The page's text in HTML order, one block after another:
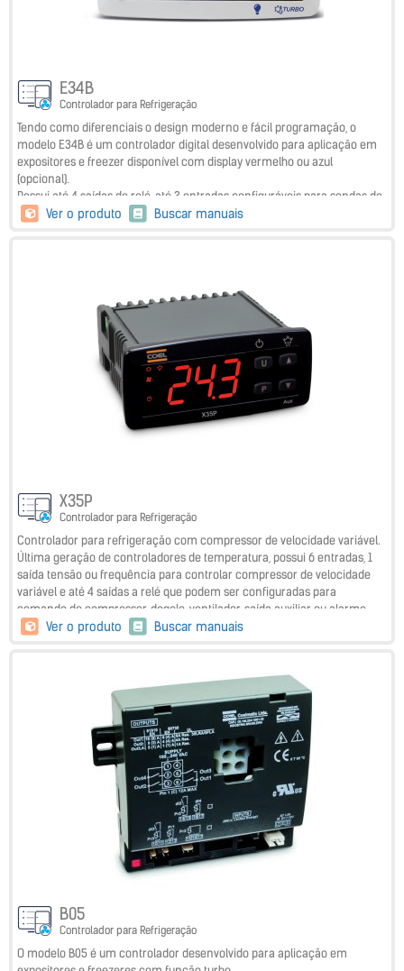
E34B
Controlador para Refrigeração
Tendo como diferenciais o design moderno e fácil programação, o
modelo E34B é um controlador digital desenvolvido para aplicação em
expositores e freezer disponível com display vermelho ou azul
(opcional).
Possui até 4 saídas de relé, até 3 entradas configuráveis para sondas de
temperatura NTC. A entrada 3 pode ser configurada como entrada
Ver o produto Buscar manuais
X35P
Controlador para Refrigeração
Controlador para refrigeração com compressor de velocidade variável.
Última geração de controladores de temperatura, possui 6 entradas, 1
saída tensão ou frequência para controlar compressor de velocidade
variável e até 4 saídas a relé que podem ser configuradas para
comando do compressor, degelo, ventilador, saída auxiliar ou alarme.
Diversos modos de degelo (elétrico, dinâmico, hora programada, com
programação de até 98 eventos. Registro dos últimos 10 alarmes com
informações do tipo, duração e tipo do alarme. Modo de controle
normal, econômico e turbo com comutação automática ou manual.
Também possui comunicação serial RS485 Modbus e NFC (opcionais)
Ver o produto Buscar manuais
B05
Controlador para Refrigeração
O modelo B05 é um controlador desenvolvido para aplicação em